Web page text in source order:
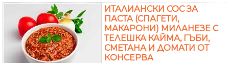
ИТАЛИАНСКИ СОС ЗА
ПАСТА (СПАГЕТИ,
МАКАРОНИ) МИЛАНЕЗЕ С
ТЕЛЕШКА КАЙМА, ГЪБИ,
СМЕТАНА И ДОМАТИ ОТ
КОНСЕРВА